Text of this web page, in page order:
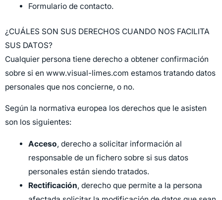
Formulario de contacto.
¿CUÁLES SON SUS DERECHOS CUANDO NOS FACILITA
SUS DATOS?
Cualquier persona tiene derecho a obtener confirmación
sobre si en www.visual-limes.com estamos tratando datos
personales que nos concierne, o no.
Según la normativa europea los derechos que le asisten
son los siguientes:
Acceso, derecho a solicitar información al
responsable de un fichero sobre si sus datos
personales están siendo tratados.
Rectificación, derecho que permite a la persona